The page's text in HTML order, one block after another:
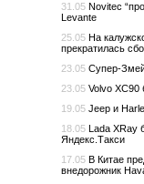
31.05 Novitec
Levante
25.05 На
прекратилась
23.05 Супер-
23.05 Volvo XC90
19.05 Jeep и
18.05 Lada XRay
Яндекс.Такси
17.05 В Китае
внедорожник